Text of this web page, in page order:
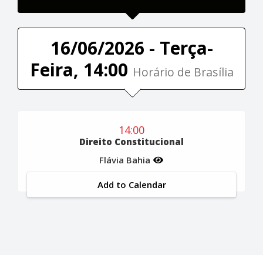
16/06/2026 - Terça-
Feira, 14:00 Horário de Brasília
14:00
Direito Constitucional
Flávia Bahia
Add to Calendar